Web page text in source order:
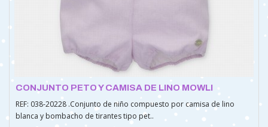
CONJUNTO PETO Y CAMISA DE LINO MOWLI
REF: 038-20228 .Conjunto de niño compuesto por camisa de lino
blanca y bombacho de tirantes tipo pet..